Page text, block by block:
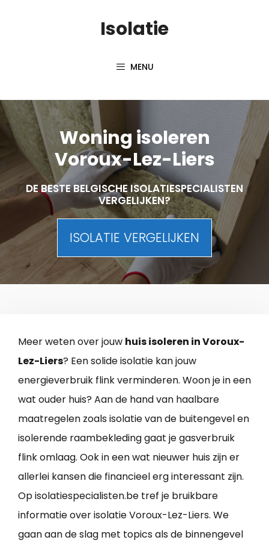
Isolatie
MENU
Woning isoleren
Voroux-Lez-Liers
DE BESTE BELGISCHE ISOLATIESPECIALISTEN
VERGELIJKEN?
ISOLATIE VERGELIJKEN
Meer weten over jouw huis isoleren in Voroux-
Lez-Liers? Een solide isolatie kan jouw
energieverbruik flink verminderen. Woon je in een
wat ouder huis? Aan de hand van haalbare
maatregelen zoals isolatie van de buitengevel en
isolerende raambekleding gaat je gasverbruik
flink omlaag. Ook in een wat nieuwer huis zijn er
allerlei kansen die financieel erg interessant zijn.
Op isolatiespecialisten.be tref je bruikbare
informatie over isolatie Voroux-Lez-Liers. We
gaan aan de slag met topics als de binnengevel